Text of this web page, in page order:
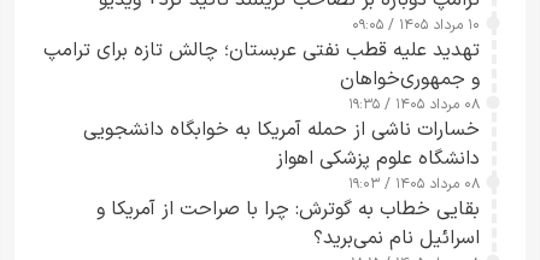
۱۰ مرداد ۱۴۰۵ / ۰۹:۰۵
تهدید علیه قطب نفتی عربستان؛ چالش تازه برای ترامپ
و جمهوری‌خواهان
۰۸ مرداد ۱۴۰۵ / ۱۹:۳۵
خسارات ناشی از حمله آمریکا به خوابگاه دانشجویی
دانشگاه علوم پزشکی اهواز
۰۸ مرداد ۱۴۰۵ / ۱۹:۰۳
بقایی خطاب به گوترش: چرا با صراحت از آمریکا و
اسرائیل نام نمی‌برید؟